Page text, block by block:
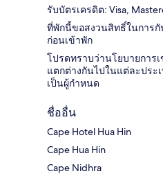
รับบัตรเครดิต: Visa,
ที่พักนี้ขอสงวนสิทธิ์ในการกั
ก่อนเข้าพัก
โปรดทราบว่านโยบายการ
แตกต่างกันไปในแต่ละปร
เป็นผู้กำหนด
ชื่ออื่น
Cape Hotel Hua Hin
Cape Hua Hin
Cape Nidhra